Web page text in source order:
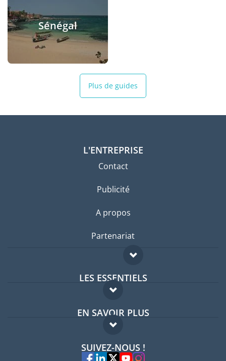
Sénégal
Plus de guides
L'ENTREPRISE
Contact
Publicité
A propos
Partenariat
LES ESSENTIELS
Forum expatriés
Guides pays
EN SAVOIR PLUS
FAQ
Experts
SUIVEZ-NOUS !